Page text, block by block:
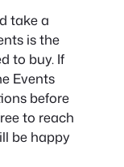
take a
is the
to buy. If
Events
before
to reach
be happy